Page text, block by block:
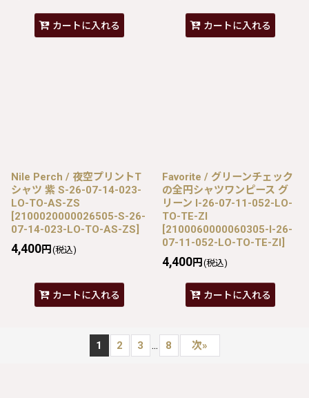
カートに入れる カートに入れる
Nile Perch / 夜空プリントT
シャツ 紫 S-26-07-14-023-
LO-TO-AS-ZS
[2100020000026505-S-26-
07-14-023-LO-TO-AS-ZS]
4,400円 (税込)
カートに入れる
Favorite / グリーンチェック
の全円シャツワンピース グ
リーン I-26-07-11-052-LO-
TO-TE-ZI
[2100060000060305-I-26-
07-11-052-LO-TO-TE-ZI]
4,400円 (税込)
カートに入れる
1 2 3 ... 8 次»